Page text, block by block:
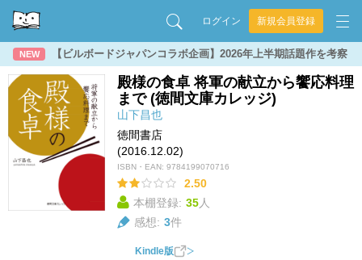
ログイン 新規会員登録
NEW 【ビルボードジャパンコラボ企画】2026年上半期話題作を考察
殿様の食卓 将軍の献立から饗応料理
まで (徳間文庫カレッジ)
山下昌也
徳間書店
(2016.12.02)
ISBN・EAN: 9784199070716
2.50
本棚登録: 35人
感想: 3件
Kindle版